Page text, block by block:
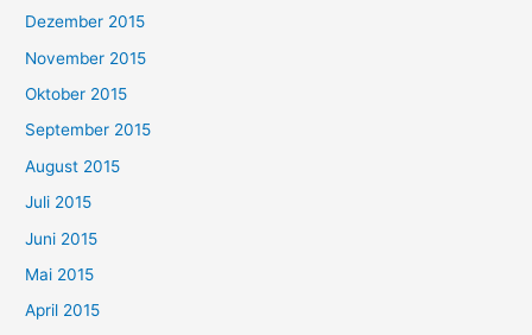
Dezember 2015
November 2015
Oktober 2015
September 2015
August 2015
Juli 2015
Juni 2015
Mai 2015
April 2015